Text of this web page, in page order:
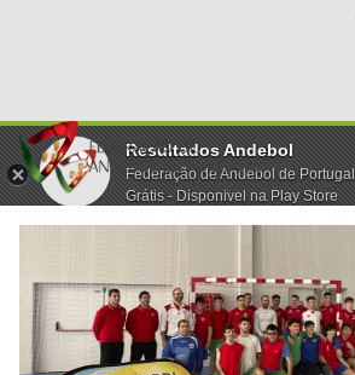
Resultados Andebol
Federação de Andebol de Portugal
Grátis - Disponivel na Play Store